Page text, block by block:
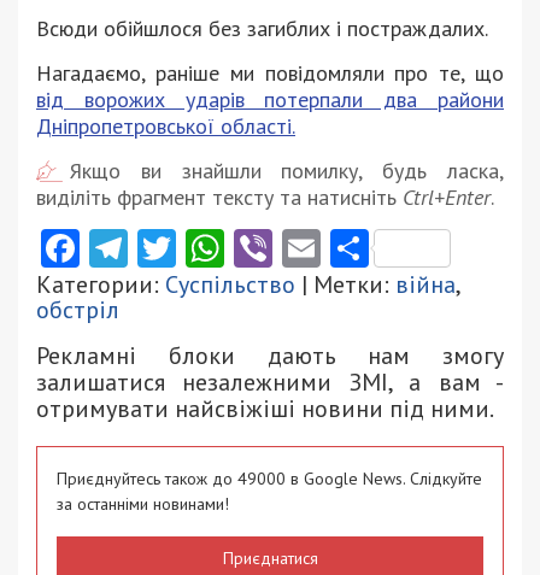
Всюди обійшлося без загиблих і постраждалих.
Нагадаємо, раніше ми повідомляли про те, що
від ворожих ударів потерпали два райони
Дніпропетровської області.
Якщо ви знайшли помилку, будь ласка,
виділіть фрагмент тексту та натисніть Ctrl+Enter.
Facebook
Telegram
Twitter
WhatsApp
ViberEmail
Категории: Суспільство | Метки: війна,
обстріл
Рекламні блоки дають нам змогу
залишатися незалежними ЗМІ, а вам -
отримувати найсвіжіші новини під ними.
Приєднуйтесь також до 49000 в Google News. Слідкуйте
за останніми новинами!
Приєднатися